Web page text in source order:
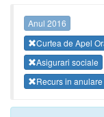
Anul 2016
Curtea de Apel
Asigurari sociale
Recurs in anulare